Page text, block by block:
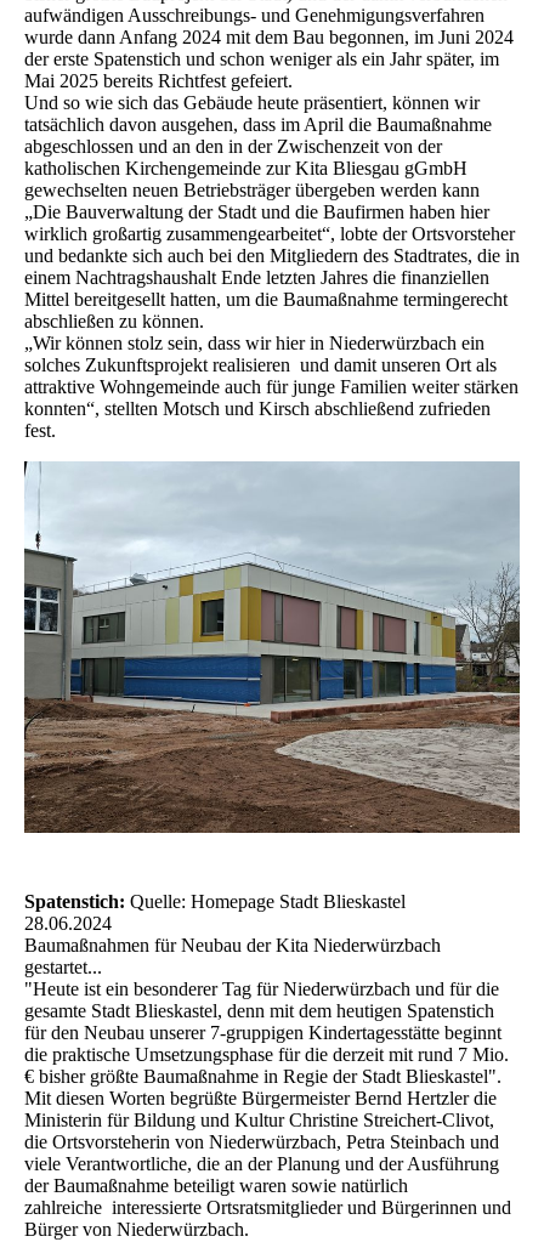
aufwändigen Ausschreibungs- und Genehmigungsverfahren
wurde dann Anfang 2024 mit dem Bau begonnen, im Juni 2024
der erste Spatenstich und schon weniger als ein Jahr später, im
Mai 2025 bereits Richtfest gefeiert.
Und so wie sich das Gebäude heute präsentiert, können wir
tatsächlich davon ausgehen, dass im April die Baumaßnahme
abgeschlossen und an den in der Zwischenzeit von der
katholischen Kirchengemeinde zur Kita Bliesgau gGmbH
gewechselten neuen Betriebsträger übergeben werden kann
„Die Bauverwaltung der Stadt und die Baufirmen haben hier
wirklich großartig zusammengearbeitet“, lobte der Ortsvorsteher
und bedankte sich auch bei den Mitgliedern des Stadtrates, die in
einem Nachtragshaushalt Ende letzten Jahres die finanziellen
Mittel bereitgesellt hatten, um die Baumaßnahme termingerecht
abschließen zu können.
„Wir können stolz sein, dass wir hier in Niederwürzbach ein
solches Zukunftsprojekt realisieren und damit unseren Ort als
attraktive Wohngemeinde auch für junge Familien weiter stärken
konnten“, stellten Motsch und Kirsch abschließend zufrieden
fest.
Spatenstich: Quelle: Homepage Stadt Blieskastel
28.06.2024
Baumaßnahmen für Neubau der Kita Niederwürzbach
gestartet...
"Heute ist ein besonderer Tag für Niederwürzbach und für die
gesamte Stadt Blieskastel, denn mit dem heutigen Spatenstich
für den Neubau unserer 7-gruppigen Kindertagesstätte beginnt
die praktische Umsetzungsphase für die derzeit mit rund 7 Mio.
€ bisher größte Baumaßnahme in Regie der Stadt Blieskastel".
Mit diesen Worten begrüßte Bürgermeister Bernd Hertzler die
Ministerin für Bildung und Kultur Christine Streichert-Clivot,
die Ortsvorsteherin von Niederwürzbach, Petra Steinbach und
viele Verantwortliche, die an der Planung und der Ausführung
der Baumaßnahme beteiligt waren sowie natürlich
zahlreiche interessierte Ortsratsmitglieder und Bürgerinnen und
Bürger von Niederwürzbach.